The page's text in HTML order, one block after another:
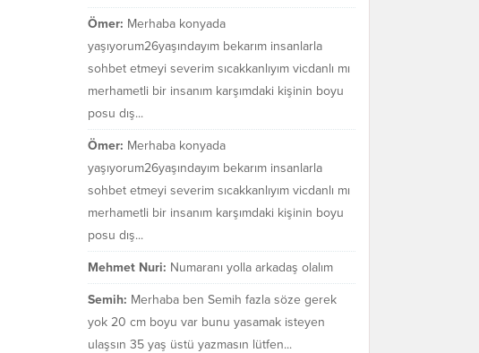
Ömer: Merhaba konyada
yaşıyorum26yaşındayım bekarım insanlarla
sohbet etmeyi severim sıcakkanlıyım vicdanlı mı
merhametli bir insanım karşımdaki kişinin boyu
posu dış...
Ömer: Merhaba konyada
yaşıyorum26yaşındayım bekarım insanlarla
sohbet etmeyi severim sıcakkanlıyım vicdanlı mı
merhametli bir insanım karşımdaki kişinin boyu
posu dış...
Mehmet Nuri: Numaranı yolla arkadaş olalım
Semih: Merhaba ben Semih fazla söze gerek
yok 20 cm boyu var bunu yasamak isteyen
ulaşsın 35 yaş üstü yazmasın lütfen...